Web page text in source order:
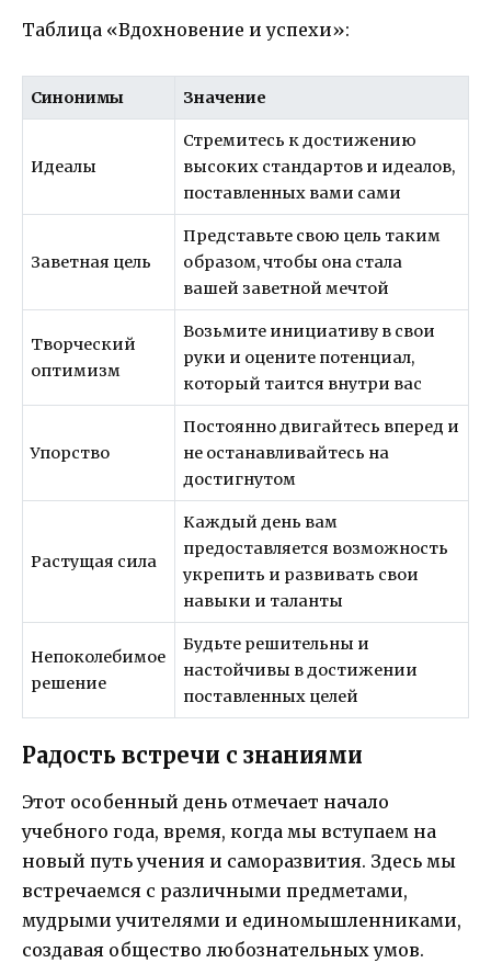
Таблица «Вдохновение и успехи»:
Синонимы Значение
Идеалы
Стремитесь к достижению
высоких стандартов и идеалов,
поставленных вами сами
Заветная цель
Представьте свою цель таким
образом, чтобы она стала
вашей заветной мечтой
Творческий
оптимизм
Возьмите инициативу в свои
руки и оцените потенциал,
который таится внутри вас
Упорство
Постоянно двигайтесь вперед и
не останавливайтесь на
достигнутом
Растущая сила
Каждый день вам
предоставляется возможность
укрепить и развивать свои
навыки и таланты
Непоколебимое
решение
Будьте решительны и
настойчивы в достижении
поставленных целей
Радость встречи с знаниями
Этот особенный день отмечает начало
учебного года, время, когда мы вступаем на
новый путь учения и саморазвития. Здесь мы
встречаемся с различными предметами,
мудрыми учителями и единомышленниками,
создавая общество любознательных умов.